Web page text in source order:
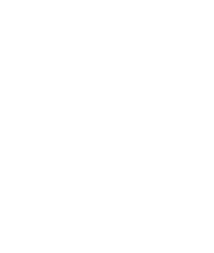
Fahrrad sicher zu
Urlaub wurde an
Handtücher liegen
einziehen und
Kombination aus
Rückzugsort, um